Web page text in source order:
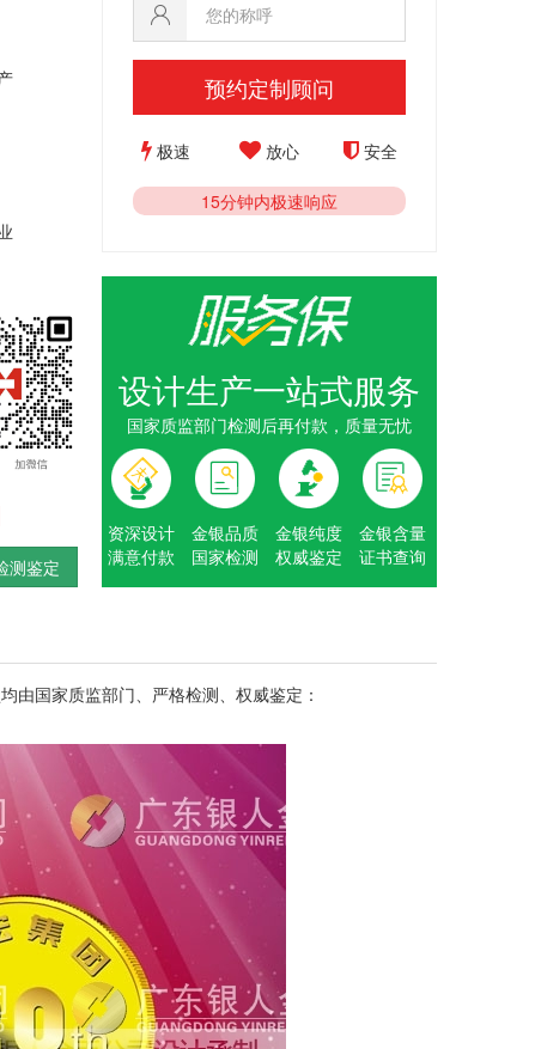
测鉴定
预约定制顾问
极速 放心 安全
15分钟内极速响应
设计生产一站式服务
国家质监部门检测后再付款，质量无忧
资深设计
满意付款
金银品质
国家检测
金银纯度
权威鉴定
金银含量
证书查询
由国家质监部门、严格检测、权威鉴定：